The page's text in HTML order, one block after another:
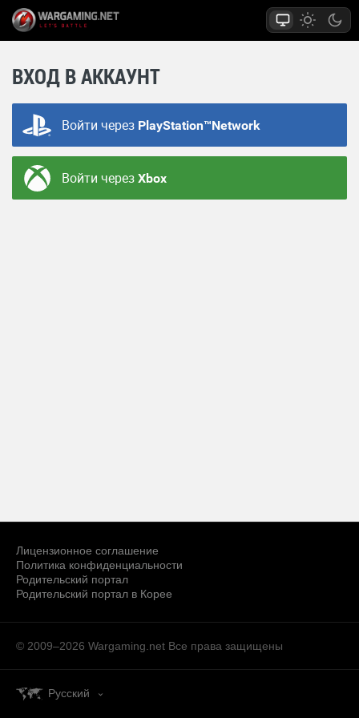
ВХОД В АККАУНТ
Войти через PlayStation™Network
Войти черезXbox
Лицензионное соглашение
Политика конфиденциальности
Родительский портал
Родительский портал в Корее
© 2009–2026 Wargaming.net Все права защищены
Русский